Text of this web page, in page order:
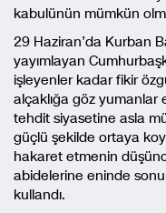
kabulünün mümkün
29 Haziran’da Kurban
yayımlayan
işleyenler kadar fikir
alçaklığa göz
tehdit siyasetine asla
güçlü şekilde ortaya
hakaret etmenin
abidelerine eninde
kullandı.